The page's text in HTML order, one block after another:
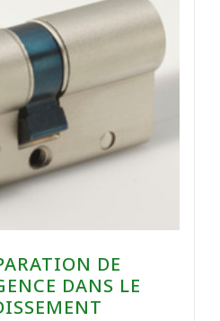
DE
DANS LE